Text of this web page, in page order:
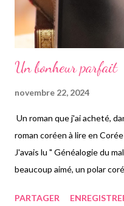
Un bonheur parfait
novembre 22, 2024
Un roman que j'ai acheté,
roman coréen à lire en
J'avais lu " Généalogie du
beaucoup aimé, un polar
les codes de bienséance et
PARTAGER